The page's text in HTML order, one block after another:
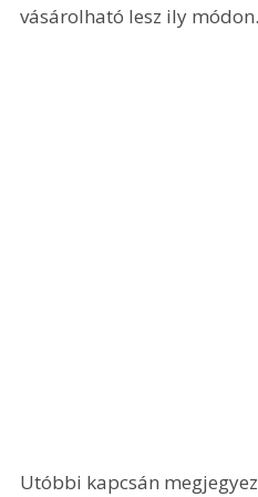
vásárolható lesz ily módon.
Utóbbi kapcsán